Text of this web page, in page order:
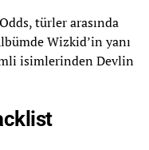
türler arasında
Wizkid’in yanı
isimlerinden Devlin